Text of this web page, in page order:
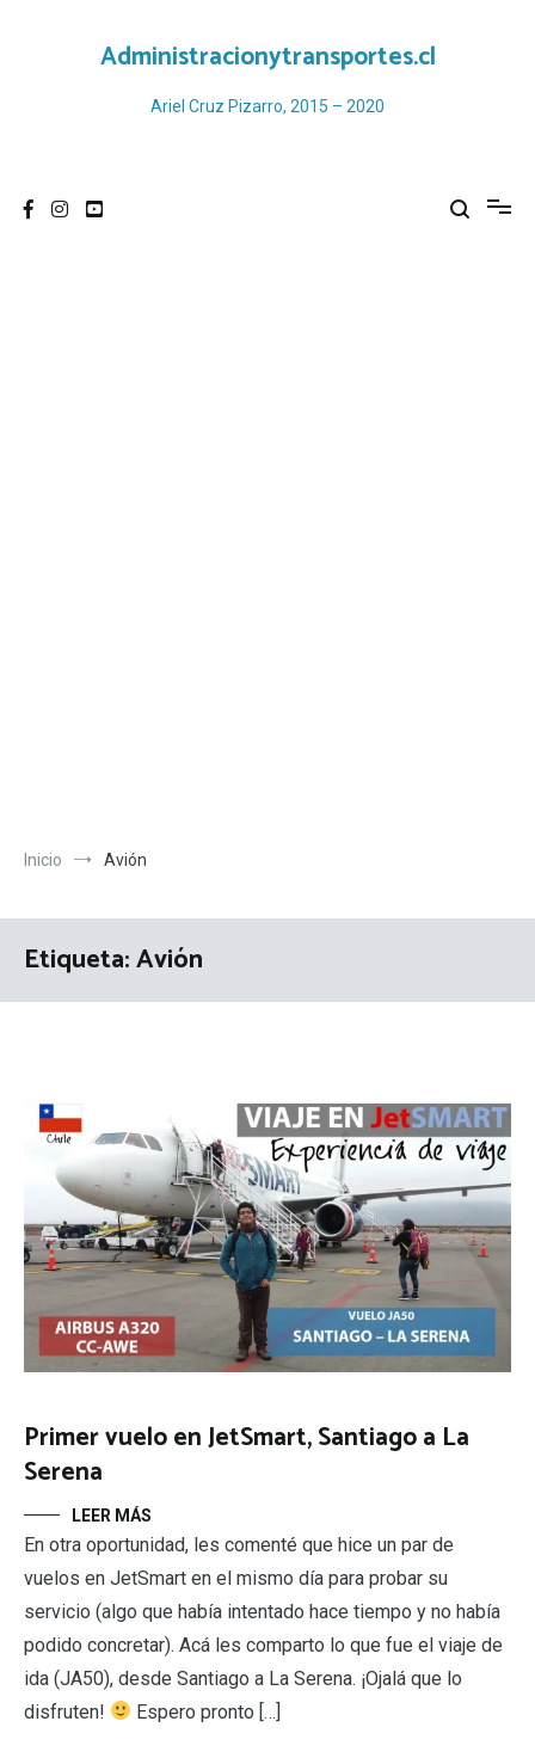
Administracionytransportes.cl
Ariel Cruz Pizarro, 2015 – 2020
Inicio Avión
Etiqueta:Avión
Primer vuelo en JetSmart, Santiago a La
Serena
LEER MÁS
En otra oportunidad, les comenté que hice un par de
vuelos en JetSmart en el mismo día para probar su
servicio (algo que había intentado hace tiempo y no había
podido concretar). Acá les comparto lo que fue el viaje de
ida (JA50), desde Santiago a La Serena. ¡Ojalá que lo
disfruten!
Espero pronto […]